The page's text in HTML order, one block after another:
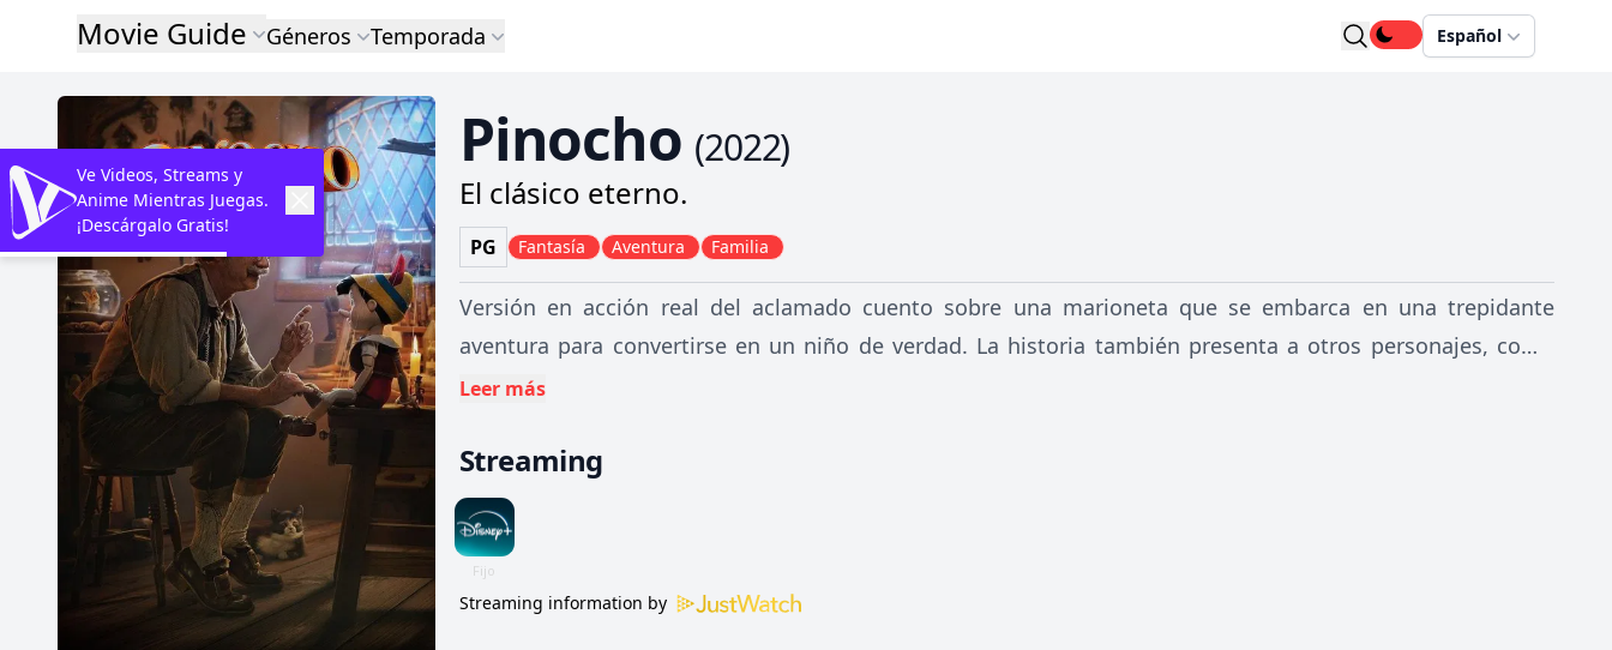
Movie Guide Géneros Temporada Español
Pinocho (2022)
El clásico eterno.
PG Fantasía Aventura Familia
Versión en acción real del aclamado cuento sobre una marioneta que se embarca en una trepidante
aventura para convertirse en un niño de verdad. La historia también presenta a otros personajes, como
Gepetto, el carpintero que fabrica a Pinocho y lo trata como a su propio hijo; Pepito Grillo, que hace las
Leer más
Streaming
Streaming information by
Ve Videos, Streams y
Anime Mientras Juegas.
¡Descárgalo Gratis!